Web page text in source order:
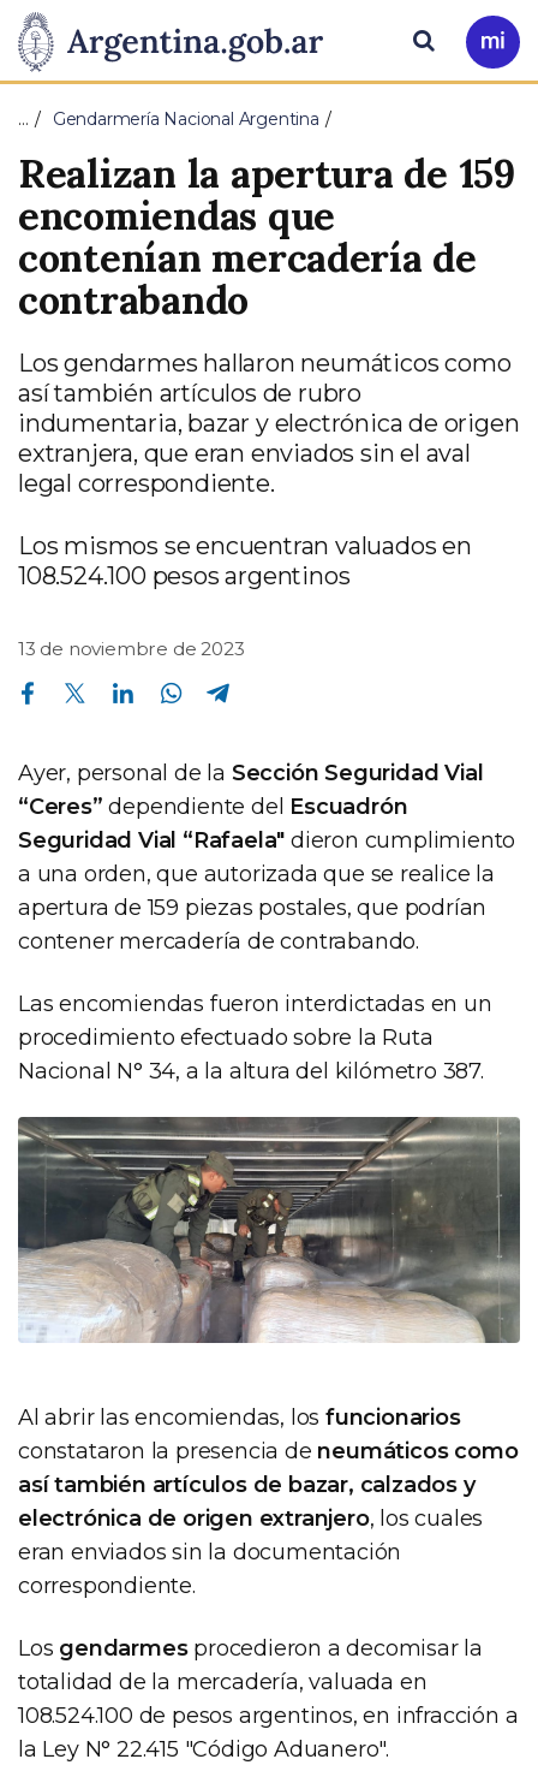
Presidencia
de
la
Nación
Pasar al contenido principal
Ir
a
Buscar
… Gendarmería Nacional Argentina
Realizan la apertura de 159
encomiendas que
contenían mercadería de
contrabando
Los gendarmes hallaron neumáticos como
así también artículos de rubro
indumentaria, bazar y electrónica de origen
extranjera, que eran enviados sin el aval
legal correspondiente.
Los mismos se encuentran valuados en
108.524.100 pesos argentinos
13 de noviembre de 2023
Compartir en Facebook Compartir en Twitter Compartir en Linkedin Compartir en Whatsapp
Ayer, personal de la Sección Seguridad Vial
“Ceres” dependiente del Escuadrón
Seguridad Vial “Rafaela" dieron cumplimiento
a una orden, que autorizada que se realice la
apertura de 159 piezas postales, que podrían
contener mercadería de contrabando.
Las encomiendas fueron interdictadas en un
procedimiento efectuado sobre la Ruta
Nacional N° 34, a la altura del kilómetro 387.
Al abrir las encomiendas, los funcionarios
constataron la presencia de neumáticos como
así también artículos de bazar, calzados y
electrónica de origen extranjero, los cuales
eran enviados sin la documentación
correspondiente.
Los gendarmesprocedieron a decomisar la
totalidad de la mercadería, valuada en
108.524.100 de pesos argentinos, en infracción a
la Ley N° 22.415 "Código Aduanero".